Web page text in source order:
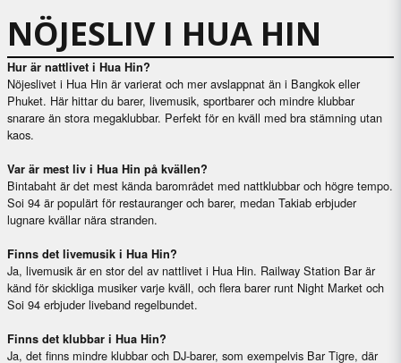
NÖJESLIV I HUA HIN
Hur är nattlivet i Hua Hin?
Nöjeslivet i Hua Hin är varierat och mer avslappnat än i Bangkok eller
Phuket. Här hittar du barer, livemusik, sportbarer och mindre klubbar
snarare än stora megaklubbar. Perfekt för en kväll med bra stämning utan
kaos.
Var är mest liv i Hua Hin på kvällen?
Bintabaht är det mest kända barområdet med nattklubbar och högre tempo.
Soi 94 är populärt för restauranger och barer, medan Takiab erbjuder
lugnare kvällar nära stranden.
Finns det livemusik i Hua Hin?
Ja, livemusik är en stor del av nattlivet i Hua Hin. Railway Station Bar är
känd för skickliga musiker varje kväll, och flera barer runt Night Market och
Soi 94 erbjuder liveband regelbundet.
Finns det klubbar i Hua Hin?
Ja, det finns mindre klubbar och DJ-barer, som exempelvis Bar Tigre, där